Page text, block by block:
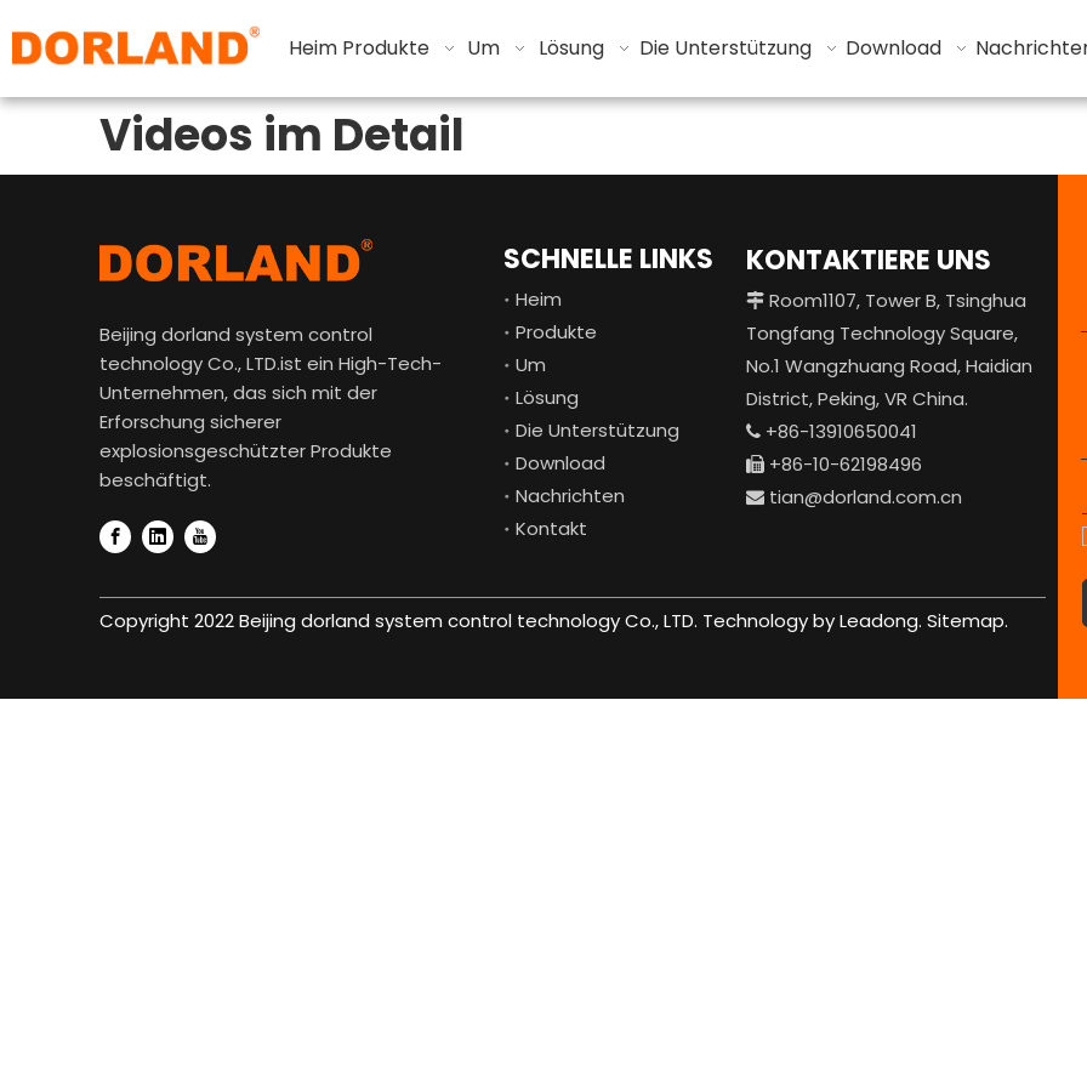
Heim Produkte Um Lösung Die Unterstützung Download
Videos im Detail
Beijing dorland system control
technology Co., LTD.ist ein High-Tech-
Unternehmen, das sich mit der
Erforschung sicherer
explosionsgeschützter Produkte
beschäftigt.
SCHNELLE LINKS
Heim
Produkte
Um
Lösung
Die Unterstützung
Download
Nachrichten
Kontakt
KONTAKTIERE UNS
 Room1107, Tower B, Tsinghua
Tongfang Technology Square,
No.1 Wangzhuang Road, Haidian
District, Peking, VR China.
 +86-13910650041
 +86-10-62198496
 tian@dorland.com.cn
Copyright 2022 Beijing dorland system control technology Co., LTD. Technology by Leadong. Sitemap.